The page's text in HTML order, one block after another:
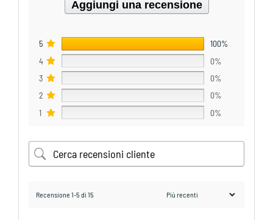
Aggiungi una recensione
5
100%
4
0%
3
0%
2
0%
1
0%
Recensione 1-5 di 15